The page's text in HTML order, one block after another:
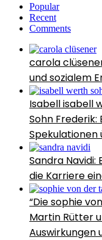
Popular
Recent
Comments
carola
und sozialem
Isabell isabell
Sohn Frederik:
Spekulationen
Sandra Navidi:
die Karriere
“Die sophie
Martin Rütter
Auswirkungen